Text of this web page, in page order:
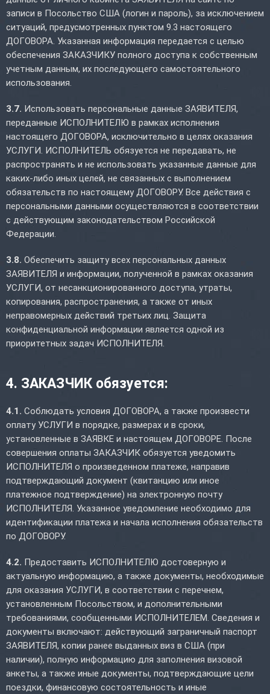
записи в Посольство США (логин и пароль), за исключением
ситуаций, предусмотренных пунктом 9.3 настоящего
ДОГОВОРА. Указанная информация передается с целью
обеспечения ЗАКАЗЧИКУ полного доступа к собственным
учетным данным, их последующего самостоятельного
использования.
3.7. Использовать персональные данные ЗАЯВИТЕЛЯ,
переданные ИСПОЛНИТЕЛЮ в рамках исполнения
настоящего ДОГОВОРА, исключительно в целях оказания
УСЛУГИ. ИСПОЛНИТЕЛЬ обязуется не передавать, не
распространять и не использовать указанные данные для
каких-либо иных целей, не связанных с выполнением
обязательств по настоящему ДОГОВОРУ. Все действия с
персональными данными осуществляются в соответствии
с действующим законодательством Российской
Федерации.
3.8. Обеспечить защиту всех персональных данных
ЗАЯВИТЕЛЯ и информации, полученной в рамках оказания
УСЛУГИ, от несанкционированного доступа, утраты,
копирования, распространения, а также от иных
неправомерных действий третьих лиц. Защита
конфиденциальной информации является одной из
приоритетных задач ИСПОЛНИТЕЛЯ.
4. ЗАКАЗЧИК обязуется:
4.1. Соблюдать условия ДОГОВОРА, а также произвести
оплату УСЛУГИ в порядке, размерах и в сроки,
установленные в ЗАЯВКЕ и настоящем ДОГОВОРЕ. После
совершения оплаты ЗАКАЗЧИК обязуется уведомить
ИСПОЛНИТЕЛЯ о произведенном платеже, направив
подтверждающий документ (квитанцию или иное
платежное подтверждение) на электронную почту
ИСПОЛНИТЕЛЯ. Указанное уведомление необходимо для
идентификации платежа и начала исполнения обязательств
по ДОГОВОРУ.
4.2. Предоставить ИСПОЛНИТЕЛЮ достоверную и
актуальную информацию, а также документы, необходимые
для оказания УСЛУГИ, в соответствии с перечнем,
установленным Посольством, и дополнительными
требованиями, сообщенными ИСПОЛНИТЕЛЕМ. Сведения и
документы включают: действующий заграничный паспорт
ЗАЯВИТЕЛЯ, копии ранее выданных виз в США (при
наличии), полную информацию для заполнения визовой
анкеты, а также иные документы, подтверждающие цели
поездки, финансовую состоятельность и иные